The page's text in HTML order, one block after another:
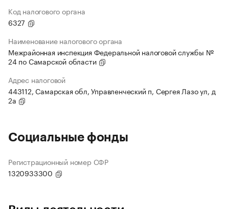
Код налогового органа
6327
Наименование налогового органа
Межрайонная инспекция Федеральной налоговой службы №
24 по Самарской области
Адрес налоговой
443112, Самарская обл, Управленческий п, Сергея Лазо ул, д
2а
Социальные фонды
Регистрационный номер СФР
1320933300